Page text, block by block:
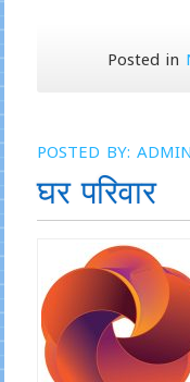
Posted in
POSTED BY: ADMIN
घर परिवार